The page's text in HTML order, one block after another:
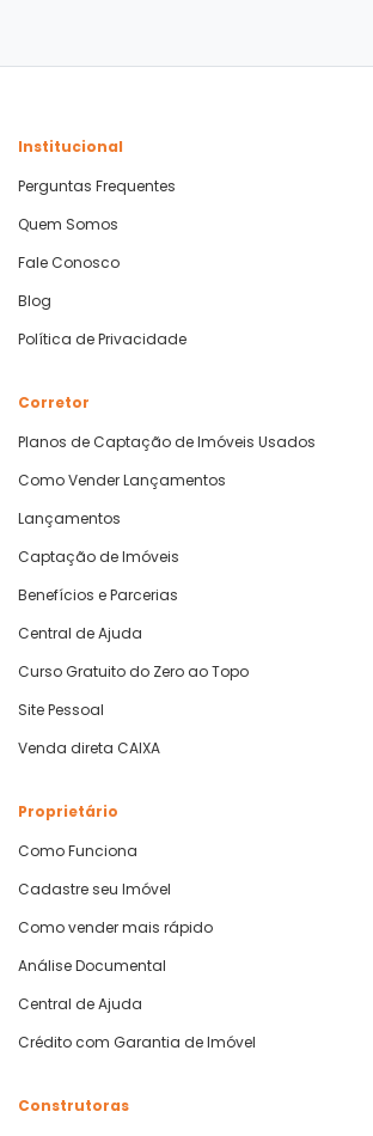
Institucional
Perguntas Frequentes
Quem Somos
Fale Conosco
Blog
Política de Privacidade
Corretor
Planos de Captação de Imóveis Usados
Como Vender Lançamentos
Lançamentos
Captação de Imóveis
Benefícios e Parcerias
Central de Ajuda
Curso Gratuito do Zero ao Topo
Site Pessoal
Venda direta CAIXA
Proprietário
Como Funciona
Cadastre seu Imóvel
Como vender mais rápido
Análise Documental
Central de Ajuda
Crédito com Garantia de Imóvel
Construtoras